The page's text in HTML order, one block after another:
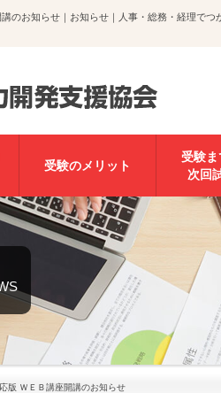
のお知らせ｜お知らせ｜人事・総務・経理で
受験のメリット
受験
次回
版 ＷＥＢ講座開講のお知らせ